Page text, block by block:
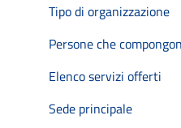
Tipo di organizzazione
Persone che
Elenco servizi offerti
Sede principale